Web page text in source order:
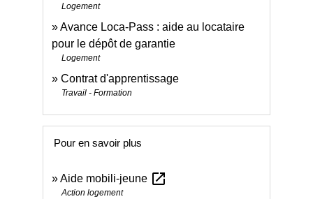
Logement
Avance Loca-Pass : aide au locataire
pour le dépôt de garantie
Logement
Contrat d'apprentissage
Travail - Formation
Pour en savoir plus
Aide mobili-jeune open_in_new
Action logement